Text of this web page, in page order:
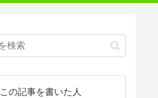
この記事を書いた人